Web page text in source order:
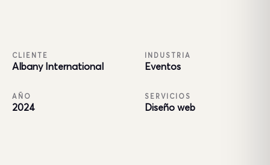
CLIENTE
Albany International
INDUSTRIA
Eventos
AÑO
2024
SERVICIOS
Diseño web